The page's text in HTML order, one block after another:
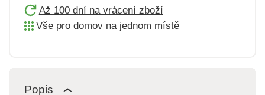
Až 100 dní na vrácení zboží
Vše pro domov na jednom místě
Popis